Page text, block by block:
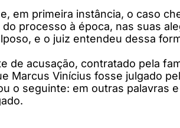
em primeira instância, o caso
processo à época, nas suas
e o juiz entendeu dessa
de acusação, contratado pela
Marcus Vinícius fosse julgado
o seguinte: em outras